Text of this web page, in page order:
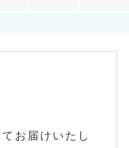
お届けいたし